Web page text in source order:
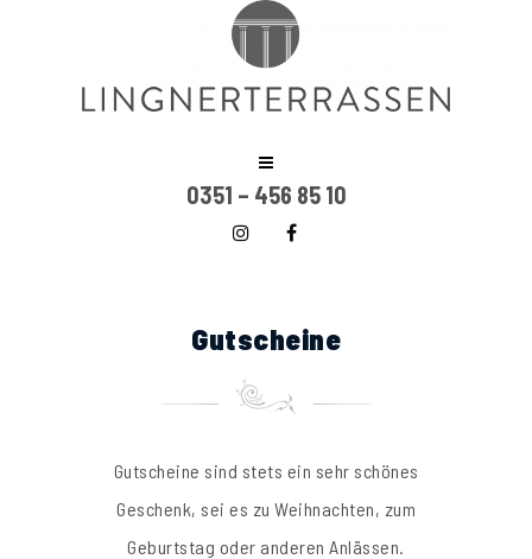
0351 – 456 85 10
Gutscheine
Gutscheine sind stets ein sehr schönes
Geschenk, sei es zu Weihnachten, zum
Geburtstag oder anderen Anlässen.